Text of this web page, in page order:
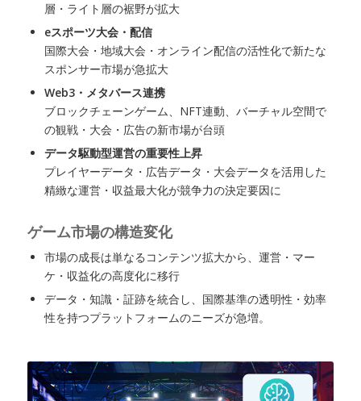
層・ライト層の裾野が拡大
eスポーツ大会・配信
国際大会・地域大会・オンライン配信の活性化で新たな
スポンサー市場が急拡大
Web3・メタバース連携
ブロックチェーンゲーム、NFT連動、バーチャル空間で
の観戦・大会・広告の新市場が台頭
データ駆動型運営の重要性上昇
プレイヤーデータ・広告データ・大会データを活用した
精緻な運営・収益最大化が競争力の決定要因に
ゲーム市場の構造変化
市場の成長は単なるコンテンツ拡大から、運営・マー
ケ・収益化の高度化に移行
データ・知識・証跡を統合し、国際基準の透明性・効率
性を持つプラットフォームのニーズが急増。